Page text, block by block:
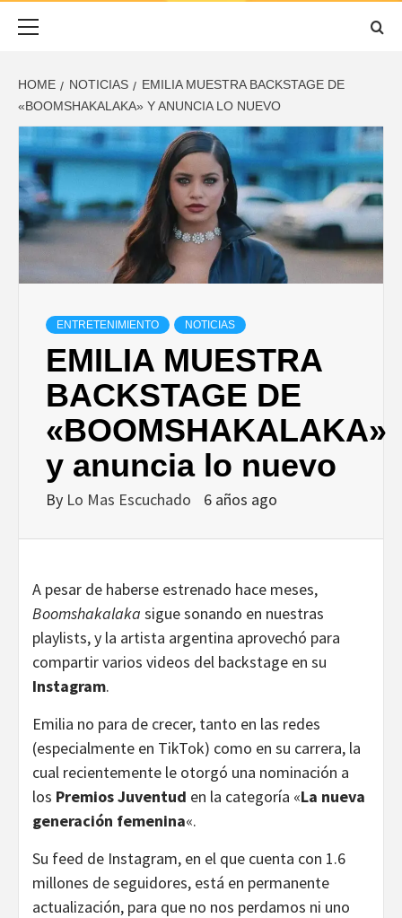
ESCUCHADO
HOME NOTICIAS
EMILIA MUESTRA BACKSTAGE DE
«BOOMSHAKALAKA» Y ANUNCIA LO NUEVO
ENTRETENIMIENTO NOTICIAS
EMILIA MUESTRA
BACKSTAGE DE
«BOOMSHAKALAKA»
y anuncia lo nuevo
By Lo Mas Escuchado 6 años ago
A pesar de haberse estrenado hace meses,
Boomshakalaka sigue sonando en nuestras
playlists, y la artista argentina aprovechó para
compartir varios videos del backstage en su
Instagram.
Emilia no para de crecer, tanto en las redes
(especialmente en TikTok) como en su carrera, la
cual recientemente le otorgó una nominación a
los Premios Juventud en la categoría «La nueva
generación femenina«.
Su feed de Instagram, en el que cuenta con 1.6
millones de seguidores, está en permanente
actualización, para que no nos perdamos ni uno